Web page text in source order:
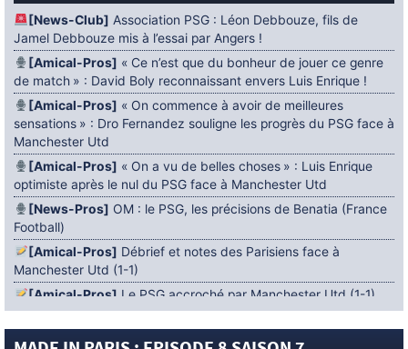
[News-Club] Association PSG : Léon Debbouze, fils de
Jamel Debbouze mis à l’essai par Angers !
[Amical-Pros] « Ce n’est que du bonheur de jouer ce genre
de match » : David Boly reconnaissant envers Luis Enrique !
[Amical-Pros] « On commence à avoir de meilleures
sensations » : Dro Fernandez souligne les progrès du PSG face à
Manchester Utd
[Amical-Pros] « On a vu de belles choses » : Luis Enrique
optimiste après le nul du PSG face à Manchester Utd
[News-Pros] OM : le PSG, les précisions de Benatia (France
Football)
[Amical-Pros] Débrief et notes des Parisiens face à
Manchester Utd (1-1)
[Amical-Pros] Le PSG accroché par Manchester Utd (1-1)